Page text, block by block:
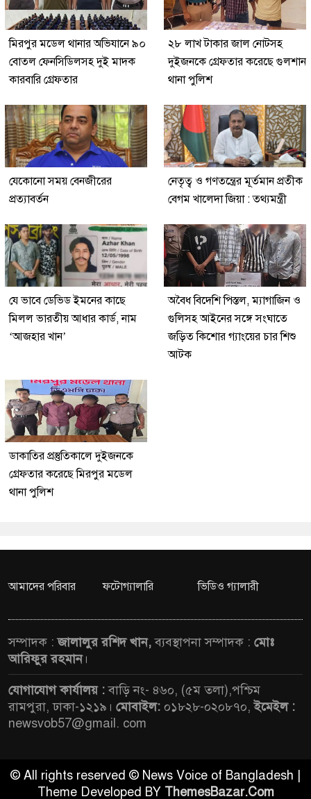
মিরপুর মডেল থানার অভিযানে ৯০
বোতল ফেনসিডিলসহ দুই মাদক
কারবারি গ্রেফতার
২৮ লাখ টাকার জাল নোটসহ
দুইজনকে গ্রেফতার করেছে গুলশান
থানা পুলিশ
যেকোনো সময় বেনজীরের
প্রত্যাবর্তন
নেতৃত্ব ও গণতন্ত্রের মূর্তমান প্রতীক
বেগম খালেদা জিয়া : তথ্যমন্ত্রী
যে ভাবে ডেভিড ইমনের কাছে
মিলল ভারতীয় আধার কার্ড, নাম
‘আজহার খান’
অবৈধ বিদেশি পিস্তল, ম্যাগাজিন ও
গুলিসহ আইনের সঙ্গে সংঘাতে
জড়িত কিশোর গ্যাংয়ের চার শিশু
আটক
ডাকাতির প্রস্তুতিকালে দুইজনকে
গ্রেফতার করেছে মিরপুর মডেল
থানা পুলিশ
আমাদের পরিবার ফটোগ্যালারি ভিডিও গ্যালারী
সম্পাদক :জালালুর রশিদ খান,ব্যবস্থাপনা সম্পাদক : মোঃ
আরিফুর রহমান।
যোগাযোগ কার্যালয় :বাড়ি নং- ৪৬০, (৫ম তলা),পশ্চিম
রামপুরা, ঢাকা-১২১৯। মোবাইল: ০১৮২৮-০২০৮৭০,ইমেইল :
newsvob57@gmail. com
© All rights reserved © News Voice of Bangladesh |
Theme Developed BY ThemesBazar.Com